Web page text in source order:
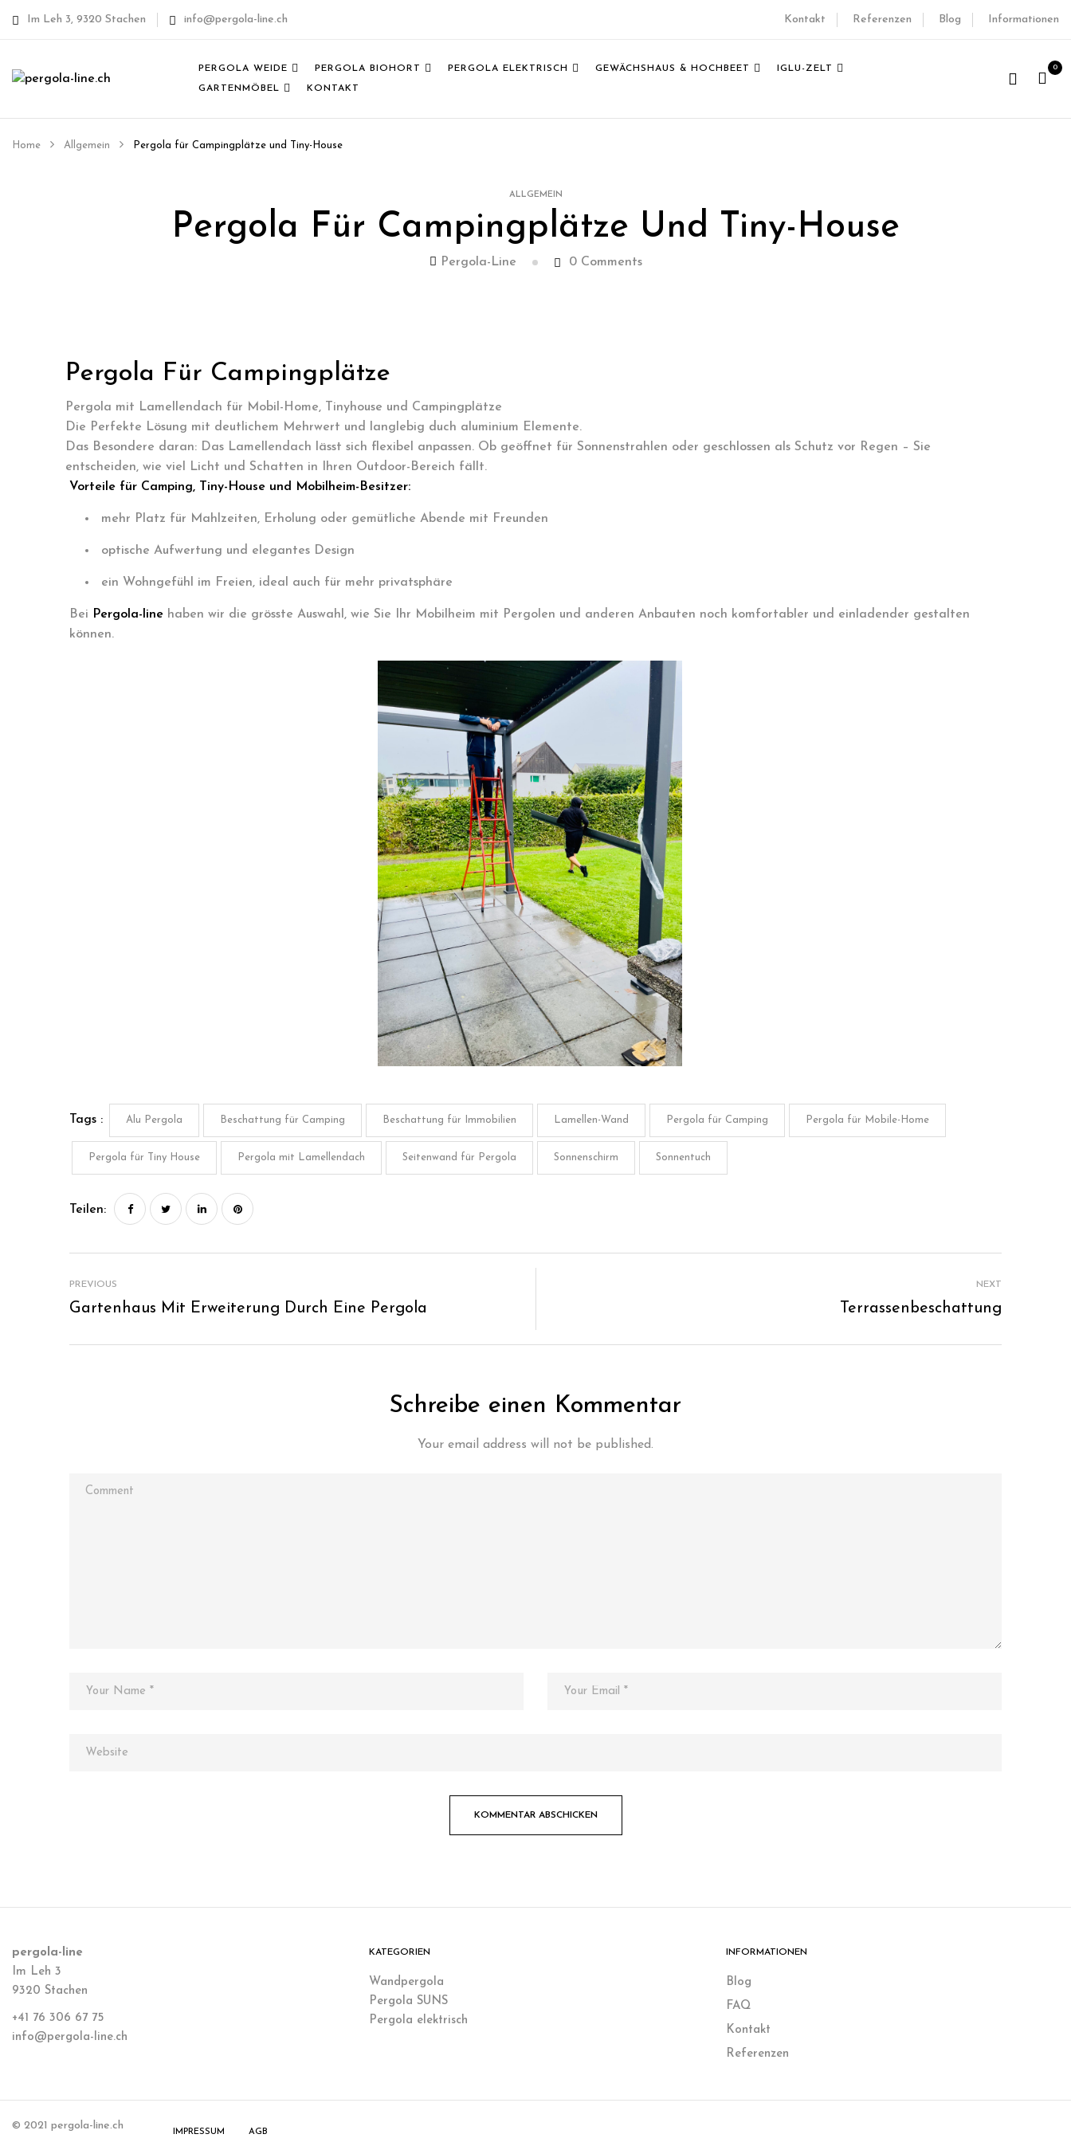
Im Leh 3, 9320 Stachen info@pergola-line.ch Kontakt Referenzen Blog Informationen
PERGOLA WEIDE PERGOLA BIOHORT PERGOLA ELEKTRISCH GEWÄCHSHAUS & HOCHBEET IGLU-ZELT
GARTENMÖBEL KONTAKT
0
Home Allgemein Pergola für Campingplätze und Tiny-House
ALLGEMEIN
Pergola Für Campingplätze Und Tiny-House
Pergola-Line 0Comments
Pergola Für Campingplätze
Pergola mit Lamellendach für Mobil-Home, Tinyhouse und Campingplätze
Die Perfekte Lösung mit deutlichem Mehrwert und langlebig duch aluminium Elemente.
Das Besondere daran: Das Lamellendach lässt sich flexibel anpassen. Ob geöffnet für Sonnenstrahlen oder geschlossen als Schutz vor Regen – Sie
entscheiden, wie viel Licht und Schatten in Ihren Outdoor-Bereich fällt.
Vorteile für Camping, Tiny-House und Mobilheim-Besitzer:
mehr Platz für Mahlzeiten, Erholung oder gemütliche Abende mit Freunden
optische Aufwertung und elegantes Design
ein Wohngefühl im Freien, ideal auch für mehr privatsphäre
Bei Pergola-line haben wir die grösste Auswahl, wie Sie Ihr Mobilheim mit Pergolen und anderen Anbauten noch komfortabler und einladender gestalten
können.
Tags : Alu Pergola Beschattung für Camping Beschattung für Immobilien Lamellen-Wand Pergola für Camping Pergola für Mobile-Home
Pergola für Tiny House Pergola mit Lamellendach Seitenwand für Pergola Sonnenschirm Sonnentuch
Teilen:
PREVIOUS
Gartenhaus Mit Erweiterung Durch Eine Pergola
NEXT
Terrassenbeschattung
Schreibe einen Kommentar
Your email address will not be published.
pergola-line
Im Leh 3
9320 Stachen
+41 76 306 67 75
info@pergola-line.ch
KATEGORIEN
Wandpergola
Pergola SUNS
Pergola elektrisch
INFORMATIONEN
Blog
FAQ
Kontakt
Referenzen
© 2021 pergola-line.ch
IMPRESSUM AGB